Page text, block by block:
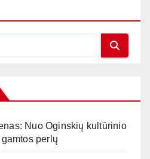
Nuo Oginskių kultūrinio
perlų